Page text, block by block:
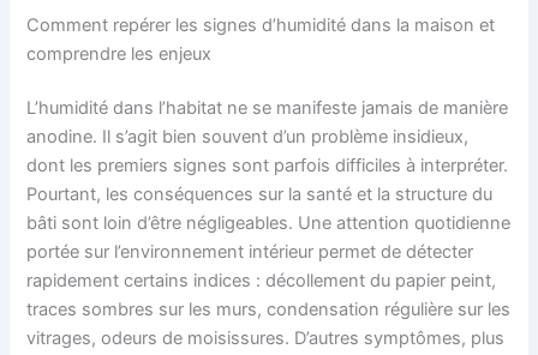
Comment repérer les signes d’humidité dans la maison et
comprendre les enjeux
L’humidité dans l’habitat ne se manifeste jamais de manière
anodine. Il s’agit bien souvent d’un problème insidieux,
dont les premiers signes sont parfois difficiles à interpréter.
Pourtant, les conséquences sur la santé et la structure du
bâti sont loin d’être négligeables. Une attention quotidienne
portée sur l’environnement intérieur permet de détecter
rapidement certains indices : décollement du papier peint,
traces sombres sur les murs, condensation régulière sur les
vitrages, odeurs de moisissures. D’autres symptômes, plus